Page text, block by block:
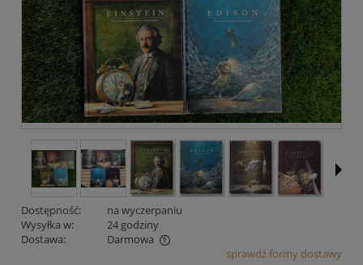
Dostępność:
na wyczerpaniu
Wysyłka w:
24 godziny
Dostawa:
Darmowa
Cena nie zawiera ewentualnych kosztów płatnościsprawdź formy dostawy